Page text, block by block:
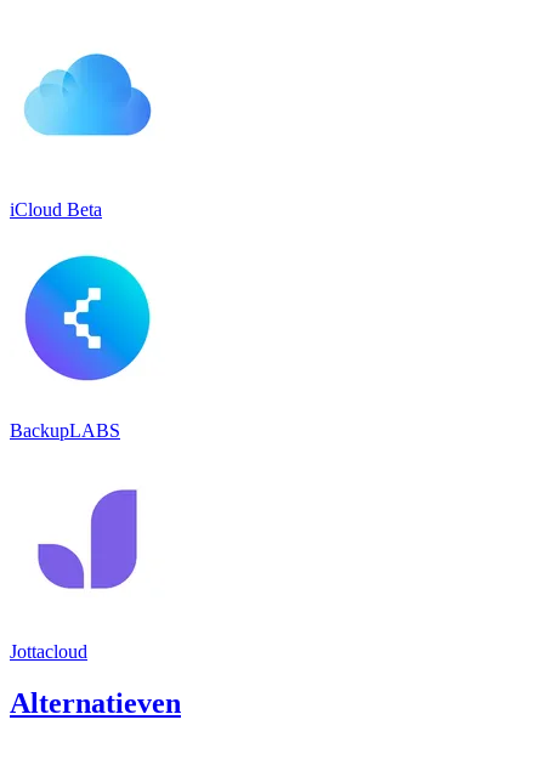
iCloud Beta
BackupLABS
Jottacloud
Alternatieven